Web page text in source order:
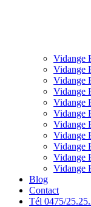
Vidange
Vidange
Vidange
Vidange
Vidange
Vidange
Vidange
Vidange
Vidange
Vidange
Vidange
Blog
Contact
Tél 0475/